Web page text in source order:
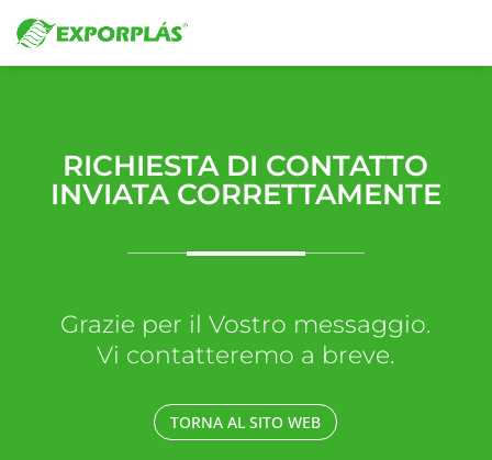
RICHIESTA DI CONTATTO
INVIATA CORRETTAMENTE
Grazie per il Vostro messaggio.
Vi contatteremo a breve.
TORNA AL SITO WEB